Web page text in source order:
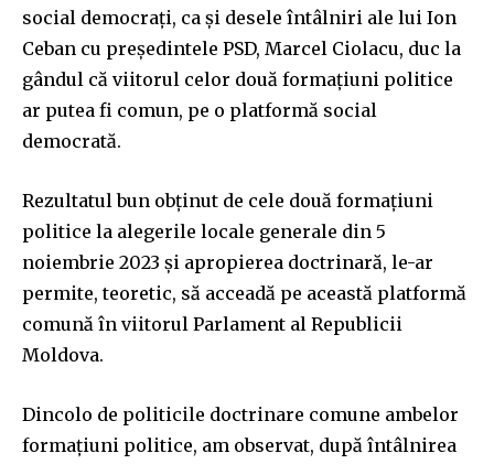
social democrați, ca și desele întâlniri ale lui Ion
Ceban cu președintele PSD, Marcel Ciolacu, duc la
gândul că viitorul celor două formațiuni politice
ar putea fi comun, pe o platformă social
democrată.
Rezultatul bun obținut de cele două formațiuni
politice la alegerile locale generale din 5
noiembrie 2023 și apropierea doctrinară, le-ar
permite, teoretic, să acceadă pe această platformă
comună în viitorul Parlament al Republicii
Moldova.
Dincolo de politicile doctrinare comune ambelor
formațiuni politice, am observat, după întâlnirea